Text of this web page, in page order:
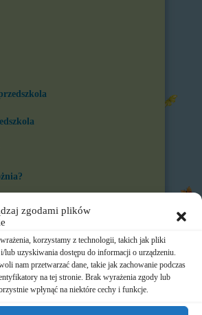
zgodami plików
korzystamy z technologii, takich jak pliki
lub uzyskiwania dostępu do informacji o urządzeniu.
nam przetwarzać dane, takie jak zachowanie podczas
na tej stronie. Brak wyrażenia zgody lub
wpłynąć na niektóre cechy i funkcje.
dnia